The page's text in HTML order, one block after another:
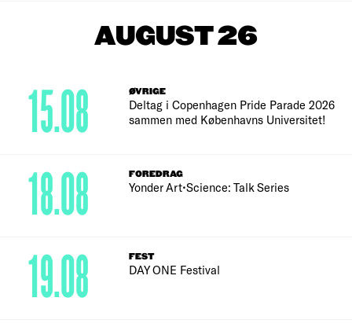
AUGUST 26
ØVRIGE
Deltag i Copenhagen Pride Parade 2026
sammen med Københavns Universitet!
15.08
FOREDRAG
Yonder Art•Science: Talk Series
18.08
FEST
DAY ONE Festival
19.08